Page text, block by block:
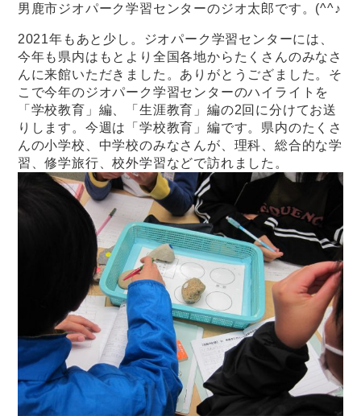
男鹿市ジオパーク学習センターのジオ太郎です。(^^♪
2021年もあと少し。ジオパーク学習センターには、
今年も県内はもとより全国各地からたくさんのみなさ
んに来館いただきました。ありがとうござました。そ
こで今年のジオパーク学習センターのハイライトを
「学校教育」編、「生涯教育」編の2回に分けてお送
りします。今週は「学校教育」編です。県内のたくさ
んの小学校、中学校のみなさんが、理科、総合的な学
習、修学旅行、校外学習などで訪れました。